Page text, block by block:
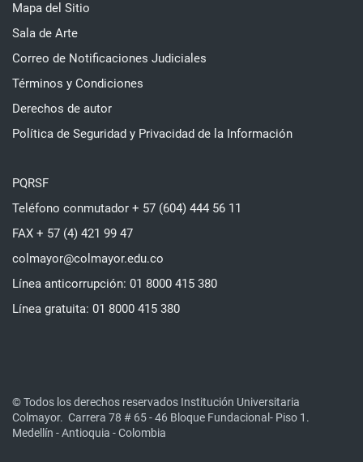
Mapa del Sitio
Sala de Arte
Correo de Notificaciones Judiciales
Términos y Condiciones
Derechos de autor
Política de Seguridad y Privacidad de la Información
PQRSF
Teléfono conmutador + 57 (604) 444 56 11
FAX + 57 (4) 421 99 47
colmayor@colmayor.edu.co
Línea anticorrupción: 01 8000 415 380
Línea gratuita: 01 8000 415 380
© Todos los derechos reservados Institución Universitaria
Colmayor. Carrera 78 # 65 - 46 Bloque Fundacional- Piso 1.
Medellín - Antioquia - Colombia